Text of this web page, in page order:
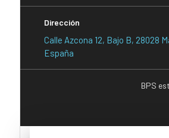
Dirección
Calle Azcona 12, Bajo B, 28028
España
BPS